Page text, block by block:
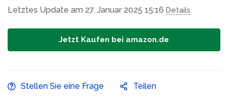
Letztes Update am 27. Januar 2025 15:16 Details
Jetzt Kaufen bei amazon.de
Stellen Sie eine Frage Teilen